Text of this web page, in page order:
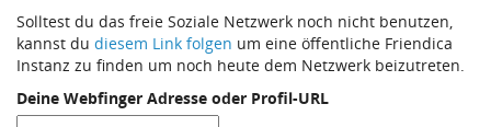
Solltest du das freie Soziale Netzwerk noch nicht benutzen,
kannst du diesem Link folgen um eine öffentliche Friendica
Instanz zu finden um noch heute dem Netzwerk beizutreten.
Deine Webfinger Adresse oder Profil-URL